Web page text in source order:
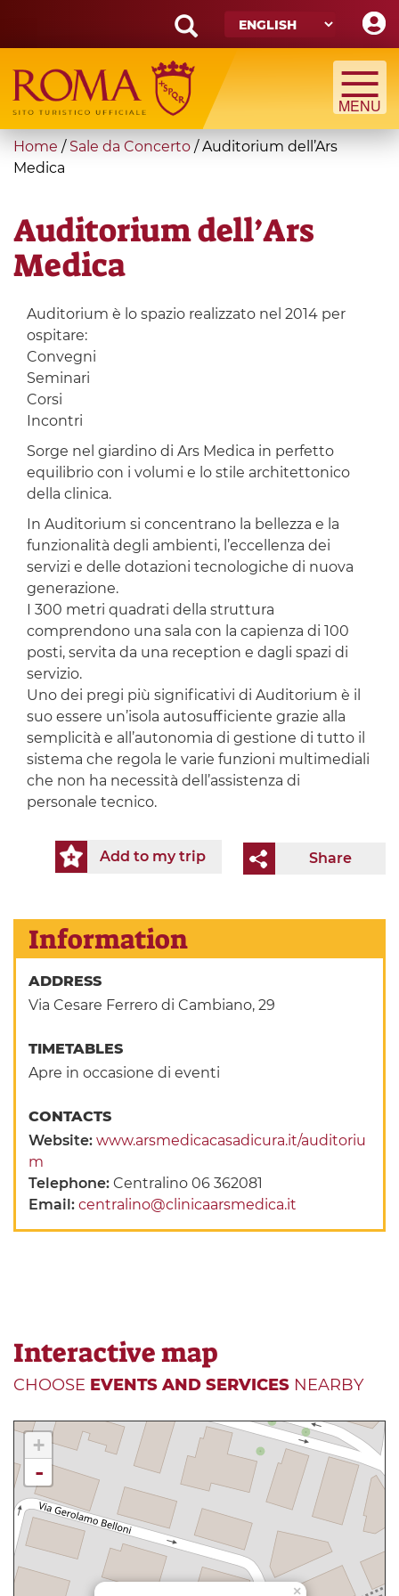
main
content
Search
form
Search
You
are
Home / Sale da Concerto /Auditorium dell’Ars
Medica
Auditorium dell’Ars
Medica
Auditorium è lo spazio realizzato nel 2014 per
ospitare:
Convegni
Seminari
Corsi
Incontri
Sorge nel giardino di Ars Medica in perfetto
equilibrio con i volumi e lo stile architettonico
della clinica.
In Auditorium si concentrano la bellezza e la
funzionalità degli ambienti, l’eccellenza dei
servizi e delle dotazioni tecnologiche di nuova
generazione.
I 300 metri quadrati della struttura
comprendono una sala con la capienza di 100
posti, servita da una reception e dagli spazi di
servizio.
Uno dei pregi più significativi di Auditorium è il
suo essere un’isola autosufficiente grazie alla
semplicità e all’autonomia di gestione di tutto il
sistema che regola le varie funzioni multimediali
che non ha necessità dell’assistenza di
personale tecnico.
Share
Add to my trip
Information
ADDRESS
Via Cesare Ferrero di Cambiano, 29
TIMETABLES
Apre in occasione di eventi
CONTACTS
Website:www.arsmedicacasadicura.it/auditoriu
m
Telephone:Centralino 06 362081
Email:centralino@clinicaarsmedica.it
Interactive map
CHOOSE EVENTS AND SERVICES NEARBY
×
+
-